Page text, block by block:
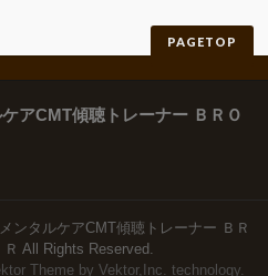
PAGETOP
アCMT傾聴トレーナー ＢＲＯ
ンタルケアCMT傾聴トレーナー ＢＲ
All Rights Reserved.
Theme byVektor,Inc. technology.